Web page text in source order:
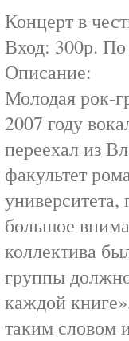
Концерт в
Вход: 300р. По
Описание:
Молодая рок-
2007 году
переехал из
факультет
большое
коллектива
группы
каждой
таким словом